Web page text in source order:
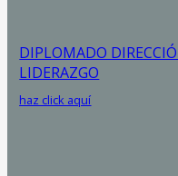
DIPLOMADO
LIDERAZGO
haz click aquí